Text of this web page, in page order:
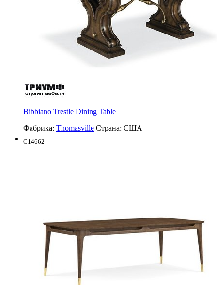
Bibbiano Trestle Dining Table
Фабрика: Thomasville Страна: США
C14662